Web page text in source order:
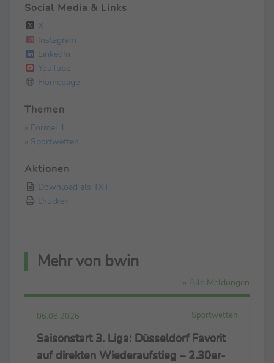
Social Media & Links
X
Instagram
LinkedIn
YouTube
Homepage
Themen
» Formel 1
» Sportwetten
Aktionen
Download als TXT
Drucken
Mehr von bwin
» Alle Meldungen
06.08.2026 Sportwetten
Saisonstart 3. Liga: Düsseldorf Favorit
auf direkten Wiederaufstieg – 2.30er-